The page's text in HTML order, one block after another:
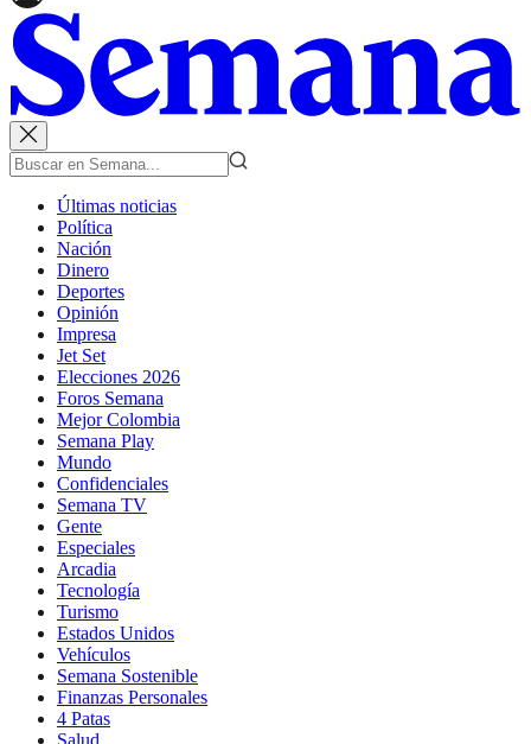
Últimas noticias
Política
Nación
Dinero
Deportes
Opinión
Impresa
Jet Set
Elecciones 2026
Foros Semana
Mejor Colombia
Semana Play
Mundo
Confidenciales
Semana TV
Gente
Especiales
Arcadia
Tecnología
Turismo
Estados Unidos
Vehículos
Semana Sostenible
Finanzas Personales
4 Patas
Salud